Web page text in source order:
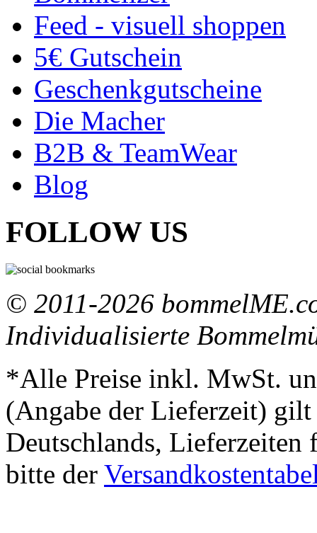
Feed - visuell shoppen
5€ Gutschein
Geschenkgutscheine
Die Macher
B2B & TeamWear
Blog
FOLLOW US
© 2011-2026
Individualisierte
*Alle Preise inkl. MwSt.
(Angabe der Lieferzeit)
Deutschlands, Lieferzeiten
bitte der